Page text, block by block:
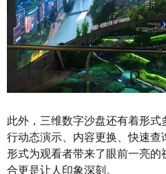
此外，三维数字沙盘还有着形
行动态演示、内容更换、快速
形式为观看者带来了眼前一亮的
合更是让人印象深刻。